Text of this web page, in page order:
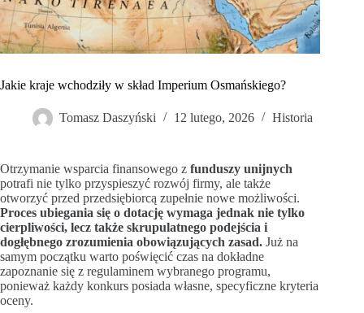
Jakie kraje wchodziły w skład Imperium Osmańskiego?
Tomasz Daszyński 12 lutego, 2026 Historia
Otrzymanie wsparcia finansowego z funduszy unijnych
potrafi nie tylko przyspieszyć rozwój firmy, ale także
otworzyć przed przedsiębiorcą zupełnie nowe możliwości.
Proces ubiegania się o dotację wymaga jednak nie tylko
cierpliwości, lecz także skrupulatnego podejścia i
dogłębnego zrozumienia obowiązujących zasad. Już na
samym początku warto poświęcić czas na dokładne
zapoznanie się z regulaminem wybranego programu,
ponieważ każdy konkurs posiada własne, specyficzne kryteria
oceny.